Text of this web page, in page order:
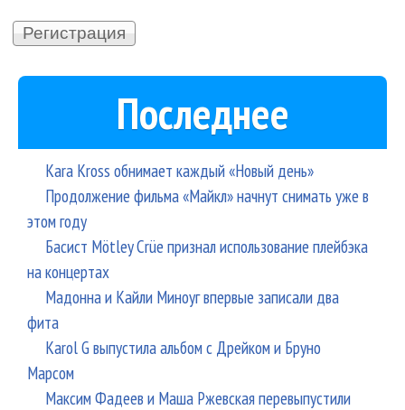
Последнее
Kara Kross обнимает каждый «Новый день»
Продолжение фильма «Майкл» начнут снимать уже в
этом году
Басист Mötley Crüe признал использование плейбэка
на концертах
Мадонна и Кайли Миноуг впервые записали два
фита
Karol G выпустила альбом с Дрейком и Бруно
Марсом
Максим Фадеев и Маша Ржевская перевыпустили